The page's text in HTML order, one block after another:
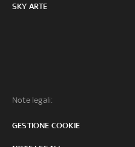
SKY ARTE
Note legali:
GESTIONE COOKIE